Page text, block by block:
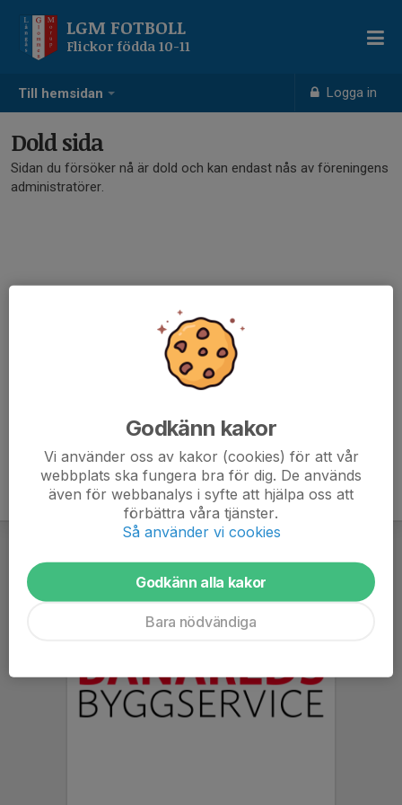
Till hemsidan Logga in
LGM FOTBOLL
Flickor födda 10-11
Dold sida
Sidan du försöker nå är dold och kan endast nås av föreningens
administratörer.
Godkänn kakor
Vi använder oss av kakor (cookies) för att vår
webbplats ska fungera bra för dig. De används
även för webbanalys i syfte att hjälpa oss att
förbättra våra tjänster.
Så använder vi cookies
Godkänn alla kakor
Bara nödvändiga